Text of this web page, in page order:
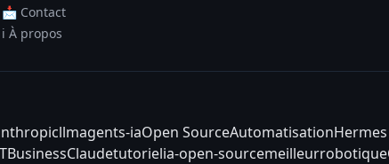
📩 Contact
ℹ️ À propos
llmagents-iaOpen SourceAutomatisation
BusinessClaudetutorielia-open-sourcemeilleurrobotique